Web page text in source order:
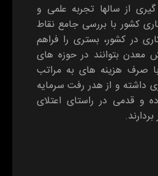
گیری از سالها تجربه علمی و
کشور با بررسی جامع نقاط
در کشور، بستری را فراهم
معدن بتوانند در حوزه های
صرف هزینه های به مراتب
داشته و از هدر رفت سرمایه
و قدمی در راستای اعتلای